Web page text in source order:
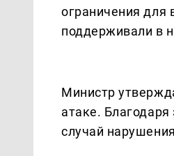
ограничения для
поддерживали в
Министр
атаке.
случай